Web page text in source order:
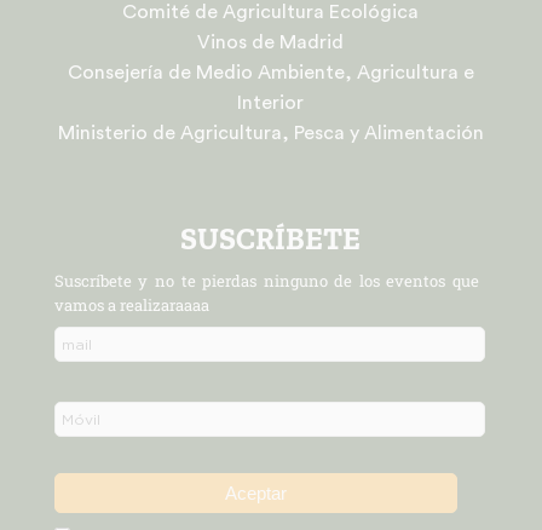
Comité de Agricultura Ecológica
Vinos de Madrid
Consejería de Medio Ambiente, Agricultura e
Interior
Ministerio de Agricultura, Pesca y Alimentación
SUSCRÍBETE
Suscríbete y no te pierdas ninguno de los eventos que
vamos a realizaraaaa